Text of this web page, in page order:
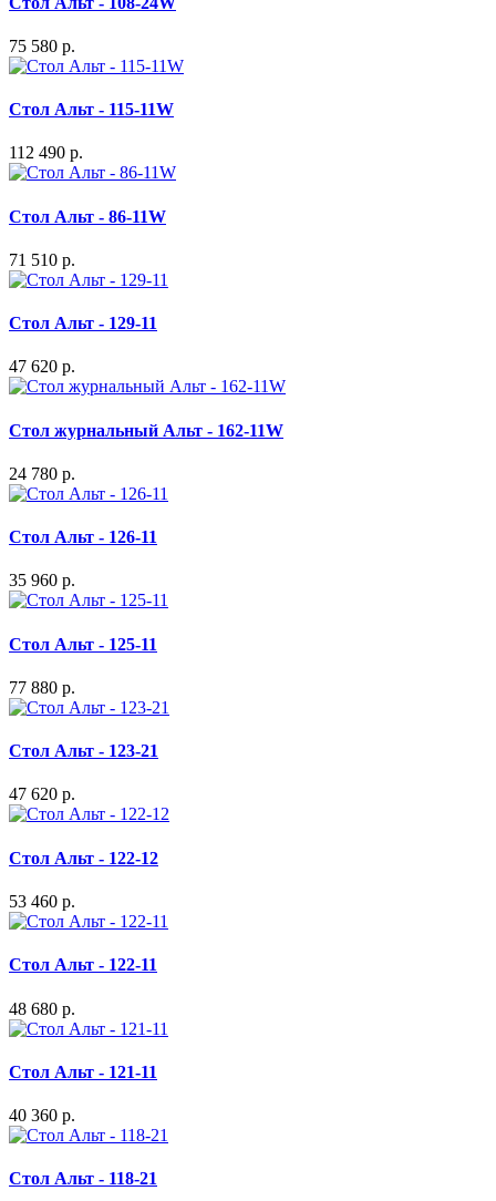
75 580 р.
Стол Альт - 115-11W
112 490 р.
Стол Альт - 86-11W
71 510 р.
Стол Альт - 129-11
47 620 р.
Стол журнальный Альт - 162-11W
24 780 р.
Стол Альт - 126-11
35 960 р.
Стол Альт - 125-11
77 880 р.
Стол Альт - 123-21
47 620 р.
Стол Альт - 122-12
53 460 р.
Стол Альт - 122-11
48 680 р.
Стол Альт - 121-11
40 360 р.
Стол Альт - 118-21